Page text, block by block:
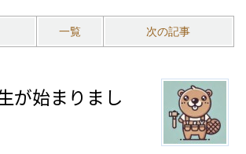
一覧 次の記事
が始まりまし